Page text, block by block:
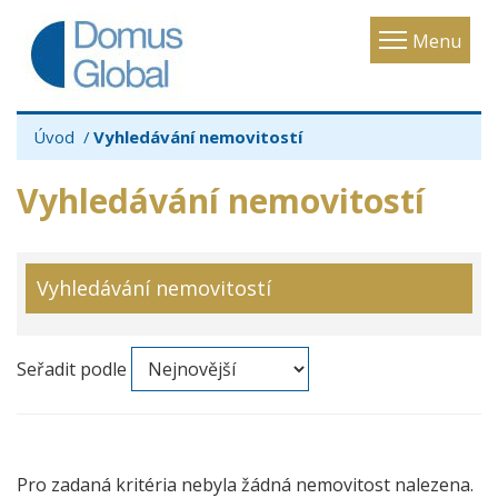
Menu
Toggle
Úvod Vyhledávání nemovitostí
Vyhledávání nemovitostí
Vyhledávání nemovitostí
Seřadit podle
Pro zadaná kritéria nebyla žádná nemovitost nalezena.